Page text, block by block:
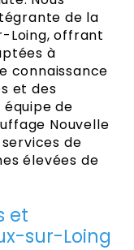
de la
Loing, offrant
à
connaissance
et des
de
Nouvelle
de
élevées de
et
sur-Loing